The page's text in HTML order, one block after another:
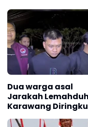
Dua warga asal
Jarakah
Karawang
Polisi Akibat